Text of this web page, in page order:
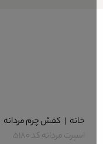
خانه | کفش چرم مردانه|
اسپرت مردانه کد 5180